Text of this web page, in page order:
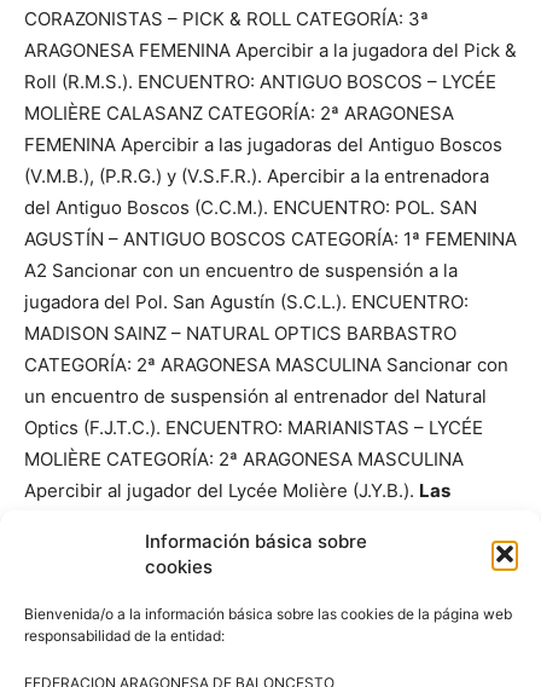
Información básica sobre
cookies
Bienvenida/o a la información básica sobre las cookies de la página web
responsabilidad de la entidad:
FEDERACION ARAGONESA DE BALONCESTO
CORAZONISTAS – PICK & ROLL CATEGORÍA: 3ª
ARAGONESA FEMENINA Apercibir a la jugadora del Pick &
Roll (R.M.S.). ENCUENTRO: ANTIGUO BOSCOS – LYCÉE
MOLIÈRE CALASANZ CATEGORÍA: 2ª ARAGONESA
FEMENINA Apercibir a las jugadoras del Antiguo Boscos
(V.M.B.), (P.R.G.) y (V.S.F.R.). Apercibir a la entrenadora
del Antiguo Boscos (C.C.M.). ENCUENTRO: POL. SAN
AGUSTÍN – ANTIGUO BOSCOS CATEGORÍA: 1ª FEMENINA
A2 Sancionar con un encuentro de suspensión a la
jugadora del Pol. San Agustín (S.C.L.). ENCUENTRO:
MADISON SAINZ – NATURAL OPTICS BARBASTRO
CATEGORÍA: 2ª ARAGONESA MASCULINA Sancionar con
un encuentro de suspensión al entrenador del Natural
Optics (F.J.T.C.). ENCUENTRO: MARIANISTAS – LYCÉE
MOLIÈRE CATEGORÍA: 2ª ARAGONESA MASCULINA
Apercibir al jugador del Lycée Molière (J.Y.B.). Las
correspondientes a los encuentros celebrados en las
BILBILIS – CB OCTAVUS CATEGORÍA: 2ª ARAGONESA
MASCULINA Apercibir al jugador del CB Bilbilis (D.A.G.).
ENCUENTRO: CD JOSE LUIS ABÓS – CB GURREA